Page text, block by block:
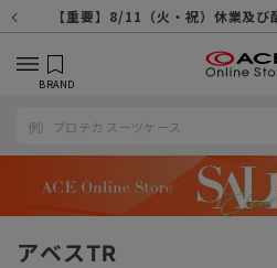
【重要】8/11（火・祝）休業及
【重要】令和８年熊本地震に伴
【重要】納品書・領収書ペーパー
【重要】天候不良や交通状況・物量増
【重要】悪質な詐欺サイ
【重要】各種メールが届か
【重要】お問い合わせの
【重要】SNSのなりすまし
BRAND
アベスTR